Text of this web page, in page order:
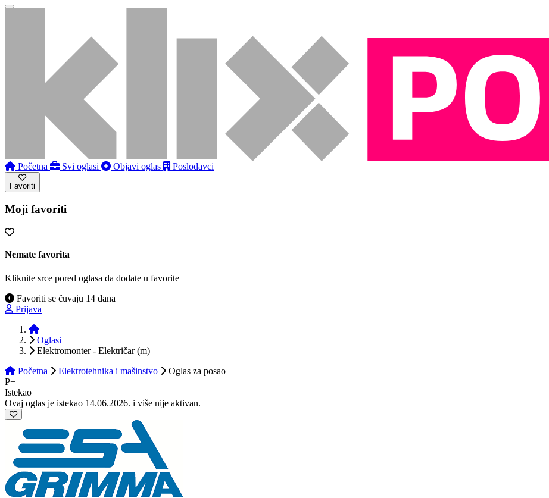
Početna Svi oglasi Objavi oglas Poslodavci
Favoriti
Moji favoriti
Nemate favorita
Kliknite srce pored oglasa da dodate u favorite
Favoriti se čuvaju 14 dana
Prijava
Početna
Oglasi
Elektromonter - Električar (m)
Početna
Elektrotehnika i mašinstvo Oglas za posao
P+
Istekao
Ovaj oglas je istekao 14.06.2026. i više nije aktivan.